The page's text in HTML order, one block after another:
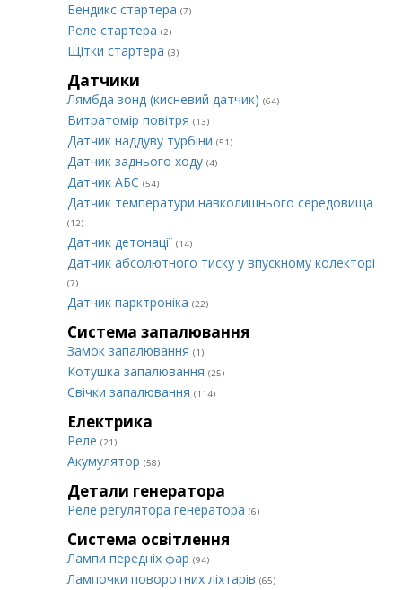
Бендикс стартера (7)
Реле стартера (2)
Щітки стартера (3)
Датчики
Лямбда зонд (кисневий датчик) (64)
Витратомір повітря (13)
Датчик наддуву турбіни (51)
Датчик заднього ходу (4)
Датчик АБС (54)
Датчик температури навколишнього середовища
(12)
Датчик детонації (14)
Датчик абсолютного тиску у впускному колекторі
(7)
Датчик парктроніка (22)
Система запалювання
Замок запалювання (1)
Котушка запалювання (25)
Свічки запалювання (114)
Електрика
Реле (21)
Акумулятор (58)
Детали генератора
Реле регулятора генератора (6)
Система освітлення
Лампи передніх фар (94)
Лампочки поворотних ліхтарів (65)